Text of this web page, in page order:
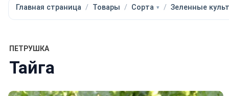
Главная страница Товары Сорта Зеленные
ПЕТРУШКА
Тайга